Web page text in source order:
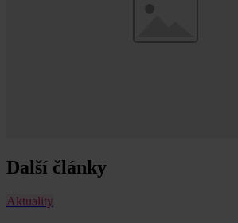
Další články
Aktuality